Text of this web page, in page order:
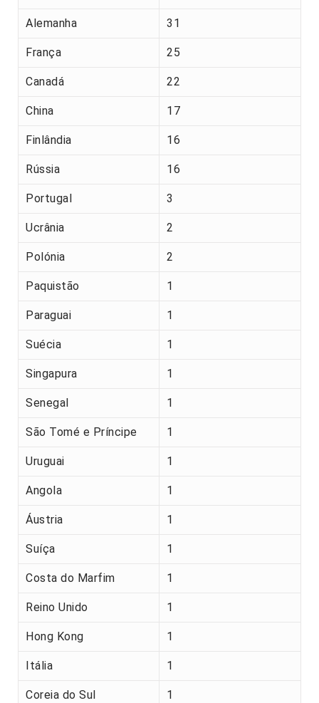
Alemanha 31
França 25
Canadá 22
China 17
Finlândia 16
Rússia 16
Portugal 3
Ucrânia 2
Polónia 2
Paquistão 1
Paraguai 1
Suécia 1
Singapura 1
Senegal 1
São Tomé e Príncipe 1
Uruguai 1
Angola 1
Áustria 1
Suíça 1
Costa do Marfim 1
Reino Unido 1
Hong Kong 1
Itália 1
Coreia do Sul 1